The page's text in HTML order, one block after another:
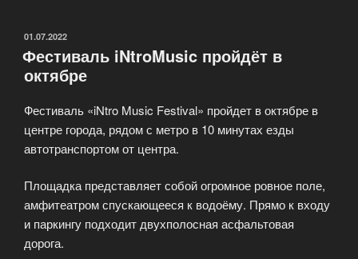
ОПУБЛИКОВАНО
01.07.2022
Фестиваль iNtroMusic пройдёт в
октябре
Фестиваль «iNtro Music Festival» пройдет в октябре в
центре города, рядом с метро в 10 минутах езды
автотранспортом от центра.
Площадка представляет собой огромное ровное поле,
амфитеатром спускающееся к водоёму. Прямо к входу
и паркингу подходит двухполосная асфальтовая
дорога.